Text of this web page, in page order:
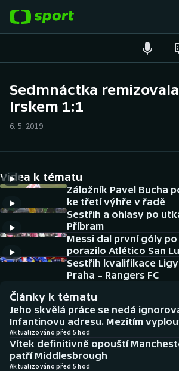
Hokej
Cyklistika
DALŠÍ SPORTY
Americký fotbal
Baseball a softbal
Basketbal
Biatlon
Boby a skeleton
NEPŘEHLÉDNĚTE
Historické návraty
Aplikace ČT sport
AZ kvíz
Sedmnáctka remizovala
Irskem 1:1
6. 5. 2019
Videa k tématu
Záložník Pavel Bucha
ke třetí výhře v řadě
Sestřih a ohlasy po
Příbram
Messi dal první góly po
porazilo Atlético San
Sestřih kvalifikace
Praha – Rangers FC
Články k tématu
Jeho skvělá práce se nedá
Infantinovu adresu. Mezitím
Aktualizováno před 5 hod
Vítek definitivně opouští
patří Middlesbrough
Aktualizováno před 5 hod